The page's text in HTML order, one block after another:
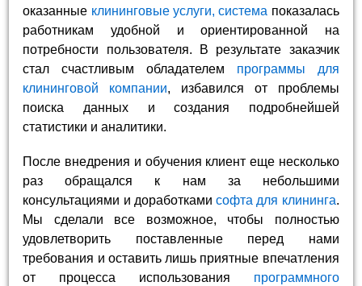
оказанные клининговые услуги, система показалась
работникам удобной и ориентированной на
потребности пользователя. В результате заказчик
стал счастливым обладателем программы для
клининговой компании, избавился от проблемы
поиска данных и создания подробнейшей
статистики и аналитики.
После внедрения и обучения клиент еще несколько
раз обращался к нам за небольшими
консультациями и доработкамисофта для клининга.
Мы сделали все возможное, чтобы полностью
удовлетворить поставленные перед нами
требования и оставить лишь приятные впечатления
от процесса использования программного